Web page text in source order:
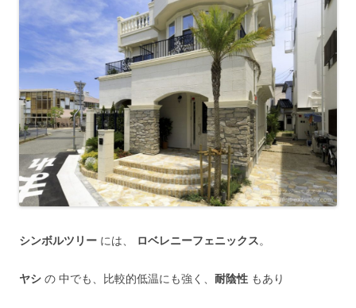
シンボルツリー には、 ロベレニーフェニックス。
ヤシ の 中でも、比較的低温にも強く、 耐陰性 もあり